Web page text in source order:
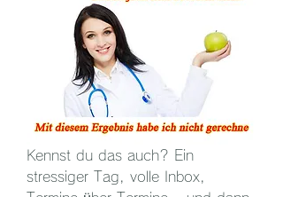
Kennst du das auch? Ein
stressiger Tag, volle Inbox,